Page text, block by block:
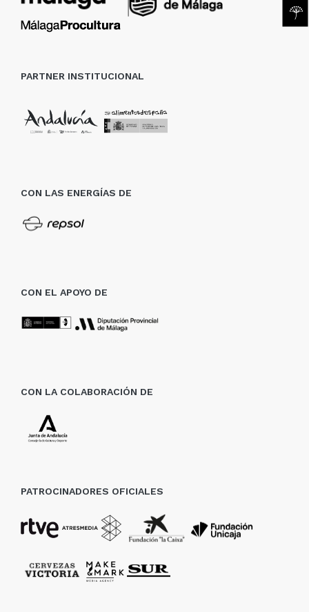
PARTNER INSTITUCIONAL
CON LAS ENERGÍAS DE
CON EL APOYO DE
CON LA COLABORACIÓN DE
PATROCINADORES OFICIALES